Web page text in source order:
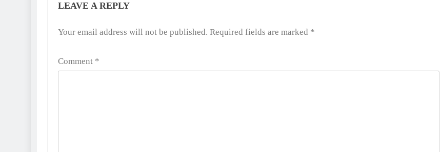
LEAVE A REPLY
Your email address will not be published. Required fields are marked *
Comment *
Alternative: